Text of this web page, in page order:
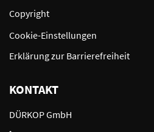
Copyright
Cookie-Einstellungen
Erklärung zur Barrierefreiheit
KONTAKT
DÜRKOP GmbH